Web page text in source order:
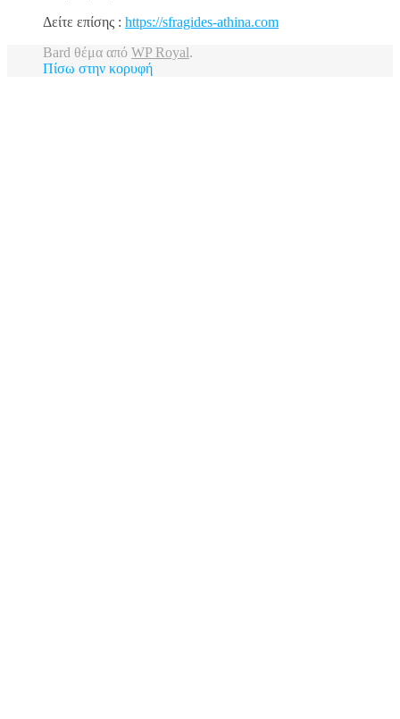
Δείτε επίσης : https://sfragides-athina.com
Bard θέμα από WP Royal.
Πίσω στην κορυφή